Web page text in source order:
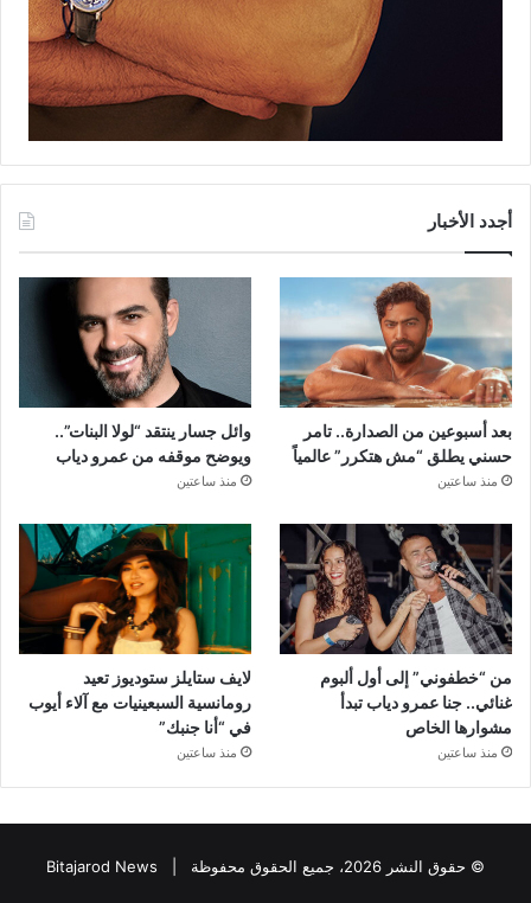
أجدد الأخبار
بعد أسبوعين من الصدارة.. تامر
حسني يطلق “مش هتكرر” عالمياً
منذ ساعتين
وائل جسار ينتقد “لولا البنات”..
ويوضح موقفه من عمرو دياب
منذ ساعتين
من “خطفوني” إلى أول ألبوم
غنائي.. جنا عمرو دياب تبدأ
مشوارها الخاص
منذ ساعتين
لايف ستايلز ستوديوز تعيد
رومانسية السبعينيات مع آلاء أيوب
في “أنا جنبك”
منذ ساعتين
© حقوق النشر 2026، جميع الحقوق محفوظة | Bitajarod News